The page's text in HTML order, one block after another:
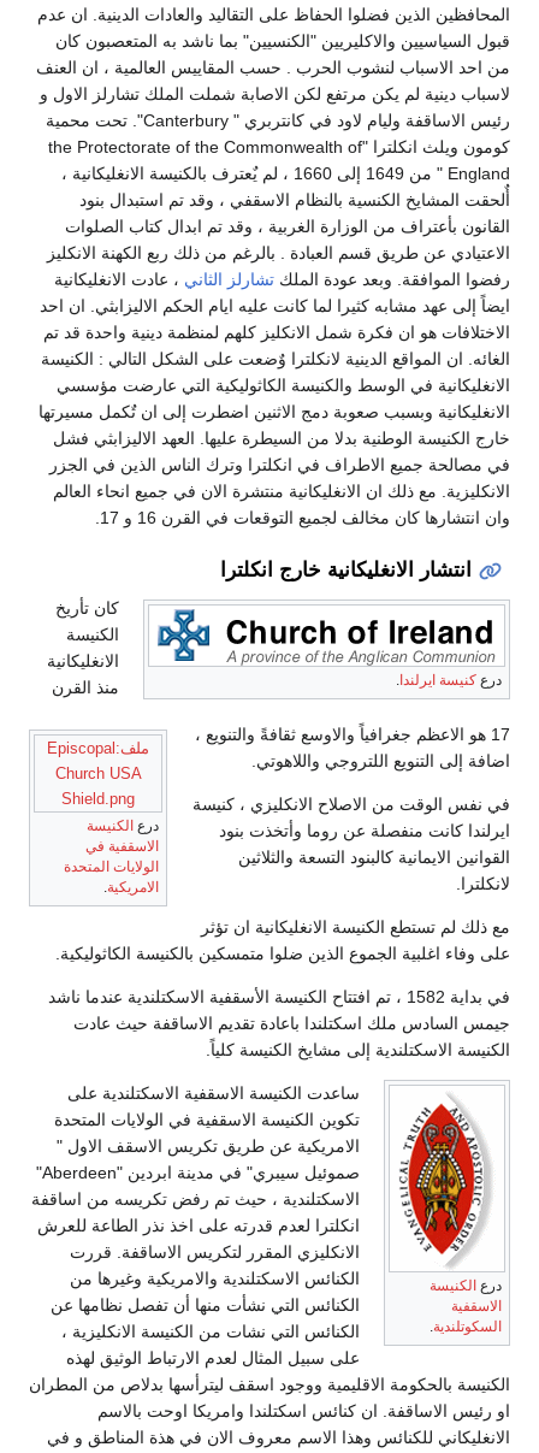
المحافظين الذين فضلوا الحفاظ على التقاليد والعادات الدينية. ان عدم
قبول السياسيين والاكليريين "الكنسيين" بما ناشد به المتعصبون كان
من احد الاسباب لنشوب الحرب . حسب المقاييس العالمية ، ان العنف
لاسباب دينية لم يكن مرتفع لكن الاصابة شملت الملك تشارلز الاول و
رئيس الاساقفة وليام لاود في كانتربري " Canterbury". تحت محمية
كومون ويلث انكلترا "the Protectorate of the Commonwealth of
England " من 1649 إلى 1660 ، لم يٌعترف بالكنيسة الانغليكانية ،
أٌلحقت المشايخ الكنسية بالنظام الاسقفي ، وقد تم استبدال بنود
القانون بأعتراف من الوزارة الغربية ، وقد تم ابدال كتاب الصلوات
الاعتيادي عن طريق قسم العبادة . بالرغم من ذلك ربع الكهنة الانكليز
رفضوا الموافقة. وبعد عودة الملك تشارلز الثاني ، عادت الانغليكانية
ايضاً إلى عهد مشابه كثيرا لما كانت عليه ايام الحكم الاليزابثي. ان احد
الاختلافات هو ان فكرة شمل الانكليز كلهم لمنظمة دينية واحدة قد تم
الغائه. ان المواقع الدينية لانكلترا وٌضعت على الشكل التالي : الكنيسة
الانغليكانية في الوسط والكنيسة الكاثوليكية التي عارضت مؤسسي
الانغليكانية وبسبب صعوبة دمج الاثنين اضطرت إلى ان تٌكمل مسيرتها
خارج الكنيسة الوطنية بدلا من السيطرة عليها. العهد الاليزابثي فشل
في مصالحة جميع الاطراف في انكلترا وترك الناس الذين في الجزر
الانكليزية. مع ذلك ان الانغليكانية منتشرة الان في جميع انحاء العالم
وان انتشارها كان مخالف لجميع التوقعات في القرن 16 و 17.
انتشار الانغليكانية خارج انكلترا
درع كنيسة ايرلندا .
ملف:Episcopal
Church USA
Shield.png
درع الكنيسة
الاسقفية في
الولايات المتحدة
الامريكية.
كان تأريخ
الكنيسة
الانغليكانية
منذ القرن
17 هو الاعظم جغرافياً والاوسع ثقافةً والتنويع ،
اضافة إلى التنويع اللتروجي واللاهوتي.
في نفس الوقت من الاصلاح الانكليزي ، كنيسة
ايرلندا كانت منفصلة عن روما وأتخذت بنود
القوانين الايمانية كالبنود التسعة والثلاثين
لانكلترا.
مع ذلك لم تستطع الكنيسة الانغليكانية ان تؤثر
على وفاء اغلبية الجموع الذين ضلوا متمسكين بالكنيسة الكاثوليكية.
في بداية 1582 ، تم افتتاح الكنيسة الأسقفية الاسكتلندية عندما ناشد
جيمس السادس ملك اسكتلندا باعادة تقديم الاساقفة حيث عادت
الكنيسة الاسكتلندية إلى مشايخ الكنيسة كلياً.
درع الكنيسة
الاسقفية
السكوتلندية.
ساعدت الكنيسة الاسقفية الاسكتلندية على
تكوين الكنيسة الاسقفية في الولايات المتحدة
الامريكية عن طريق تكريس الاسقف الاول "
صموئيل سيبري" في مدينة ابردين "Aberdeen"
الاسكتلندية ، حيث تم رفض تكريسه من اساقفة
انكلترا لعدم قدرته على اخذ نذر الطاعة للعرش
الانكليزي المقرر لتكريس الاساقفة. قررت
الكنائس الاسكتلندية والامريكية وغيرها من
الكنائس التي نشأت منها أن تفصل نظامها عن
الكنائس التي نشات من الكنيسة الانكليزية ،
على سبيل المثال لعدم الارتباط الوثيق لهذه
الكنيسة بالحكومة الاقليمية ووجود اسقف ليترأسها بدلاص من المطران
او رئيس الاساقفة. ان كنائس اسكتلندا وامريكا اوحت بالاسم
الانغليكاني للكنائس وهذا الاسم معروف الان في هذة المناطق و في